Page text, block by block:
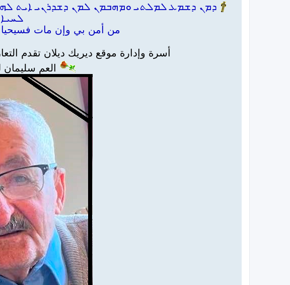
ܕܡܢ ܕܫܡܥ ܠܡܠܬܝ ܘܡܗܒܡܢ ܠܡܢ ܕܫܕܪܢܝ ܐܝܬ
ܠܚܝܐ
من أمن بي وإن مات فسيحيا
أسرة وإدارة موقع ديريك ديلان تقدم
العم سليمان